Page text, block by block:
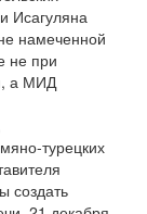
Исагуляна
намеченной
не при
а МИД
турецких
создать